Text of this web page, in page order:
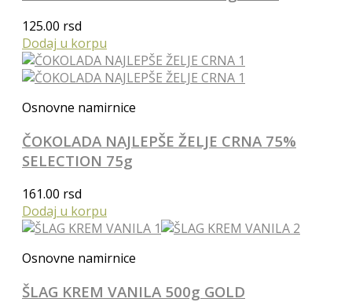
125.00 rsd
Dodaj u korpu
Osnovne namirnice
ČOKOLADA NAJLEPŠE ŽELJE CRNA 75%
SELECTION 75g
161.00 rsd
Dodaj u korpu
Osnovne namirnice
ŠLAG KREM VANILA 500g GOLD